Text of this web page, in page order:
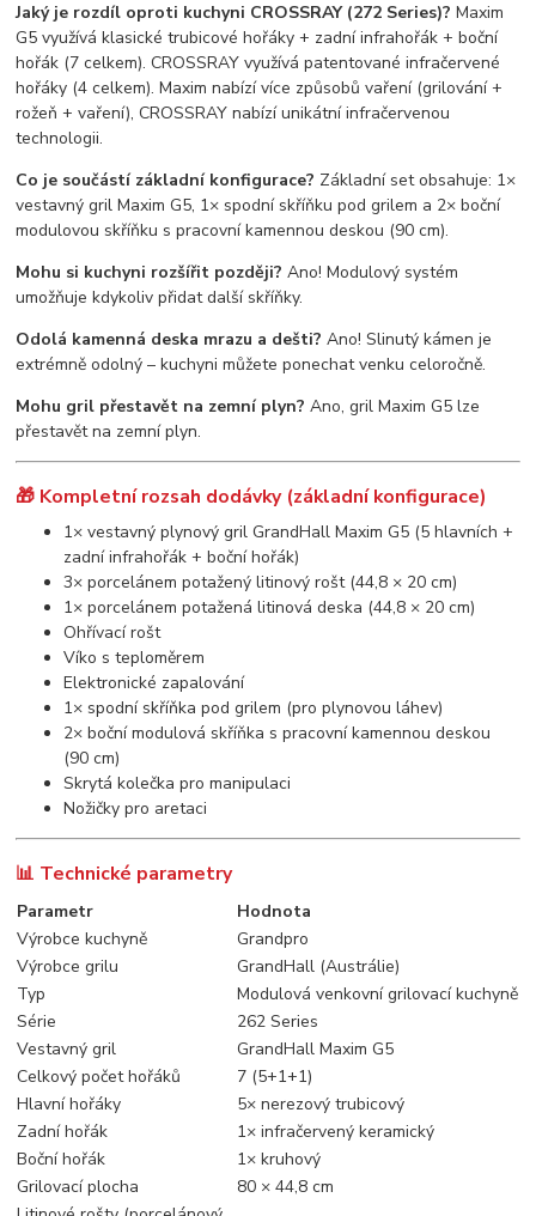
Jaký je rozdíl oproti kuchyni CROSSRAY (272 Series)? Maxim
G5 využívá klasické trubicové hořáky + zadní infrahořák + boční
hořák (7 celkem). CROSSRAY využívá patentované infračervené
hořáky (4 celkem). Maxim nabízí více způsobů vaření (grilování +
rožeň + vaření), CROSSRAY nabízí unikátní infračervenou
technologii.
Co je součástí základní konfigurace? Základní set obsahuje: 1×
vestavný gril Maxim G5, 1× spodní skříňku pod grilem a 2× boční
modulovou skříňku s pracovní kamennou deskou (90 cm).
Mohu si kuchyni rozšířit později? Ano! Modulový systém
umožňuje kdykoliv přidat další skříňky.
Odolá kamenná deska mrazu a dešti? Ano! Slinutý kámen je
extrémně odolný – kuchyni můžete ponechat venku celoročně.
Mohu gril přestavět na zemní plyn? Ano, gril Maxim G5 lze
přestavět na zemní plyn.
🎁 Kompletní rozsah dodávky (základní konfigurace)
1× vestavný plynový gril GrandHall Maxim G5 (5 hlavních +
zadní infrahořák + boční hořák)
3× porcelánem potažený litinový rošt (44,8 × 20 cm)
1× porcelánem potažená litinová deska (44,8 × 20 cm)
Ohřívací rošt
Víko s teploměrem
Elektronické zapalování
1× spodní skříňka pod grilem (pro plynovou láhev)
2× boční modulová skříňka s pracovní kamennou deskou
(90 cm)
Skrytá kolečka pro manipulaci
Nožičky pro aretaci
📊 Technické parametry
Parametr
Hodnota
Výrobce kuchyně
Grandpro
Výrobce grilu
GrandHall (Austrálie)
Typ
Modulová venkovní grilovací kuchyně
Série
262 Series
Vestavný gril
GrandHall Maxim G5
Celkový počet hořáků
7 (5+1+1)
Hlavní hořáky
5× nerezový trubicový
Zadní hořák
1× infračervený keramický
Boční hořák
1× kruhový
Grilovací plocha
80 × 44,8 cm